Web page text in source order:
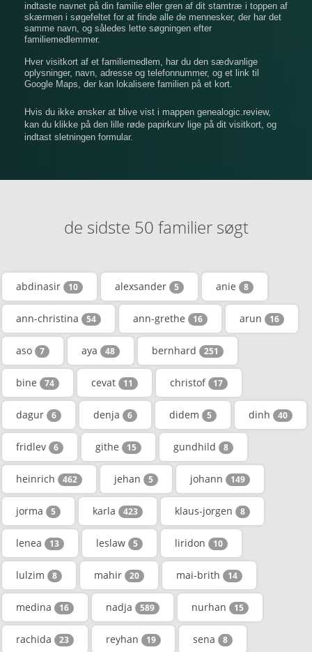
indtaste navnet på din familie eller gren af ​​dit stamtræ i toppen af
​​skærmen i søgefeltet for at finde alle de mennesker, der har det
samme navn, og således lette søgningen efter
familiemedlemmer.
Hver visitkort af et familiemedlem, har du den sædvanlige
oplysninger, navn, adresse og telefonnummer, og et link til
Google Maps, der kan lokalisere familien på et kort.
Hvis du ikke ønsker at blive vist i mappen genealogic.review,
kan du klikke på den lille røde papirkurv lige på dit visitkort, og
indtast sletningen formular.
de sidste 50 familier søgt
abdinasir 10 alexsander 5 anie 8
ann-christina 54 ann-grethe 16 arun 16
aso 7 aya 48 bernhard 251
bine 74 cevat 11 christof 17
dagur 6 denja 6 didem 5 dinh 40
fridlev 6 githe 15 gundhild 8
heinrich 462 jehan 5 johann 149
jorma 5 karla 423 klaus-jorgen 8
lenea 13 leslaw 5 liridon 10
lulzim 8 mahir 20 mai-brith 14
medina 16 nadja 589 nurhan 15
rachida 23 reyhan 19 sena 8